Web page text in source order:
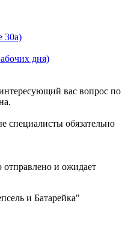
30а)
дня)
вас вопрос по
обязательно
и ожидает
и Батарейка"